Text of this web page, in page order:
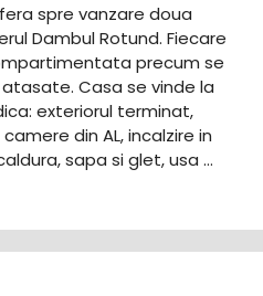
spre vanzare doua
Dambul Rotund. Fiecare
precum se
Casa se vinde la
exteriorul terminat,
din AL, incalzire in
sapa si glet, usa …